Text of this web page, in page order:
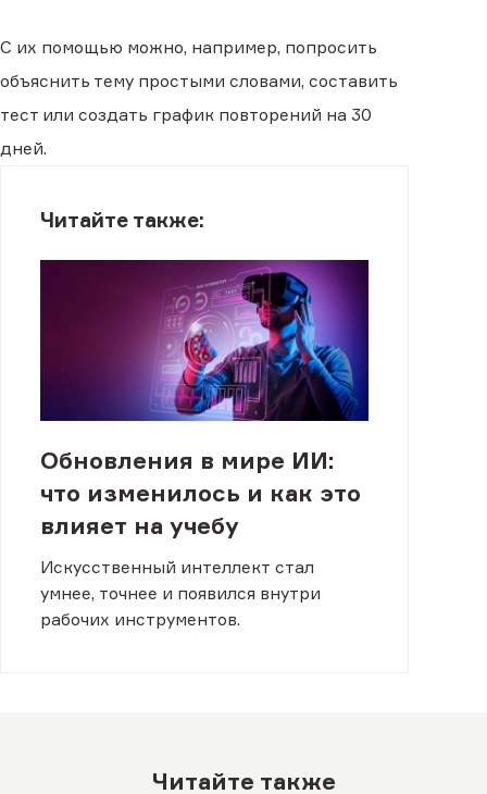
С их помощью можно, например, попросить
объяснить тему простыми словами, составить
тест или создать график повторений на 30
дней.
Читайте также:
Обновления в мире ИИ:
что изменилось и как это
влияет на учебу
Искусственный интеллект стал
умнее, точнее и появился внутри
рабочих инструментов.
Читайте также